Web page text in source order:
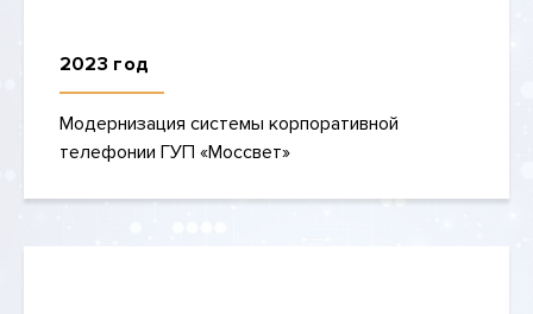
2023 год
Модернизация системы корпоративной
телефонии ГУП «Моссвет»